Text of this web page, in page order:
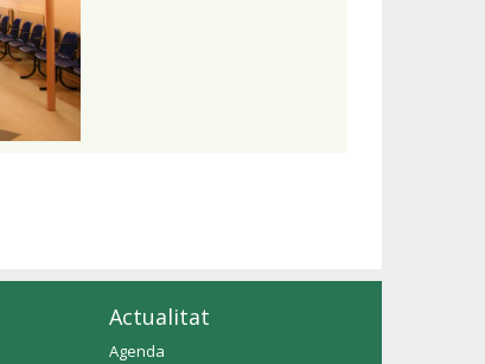
Actualitat
Agenda